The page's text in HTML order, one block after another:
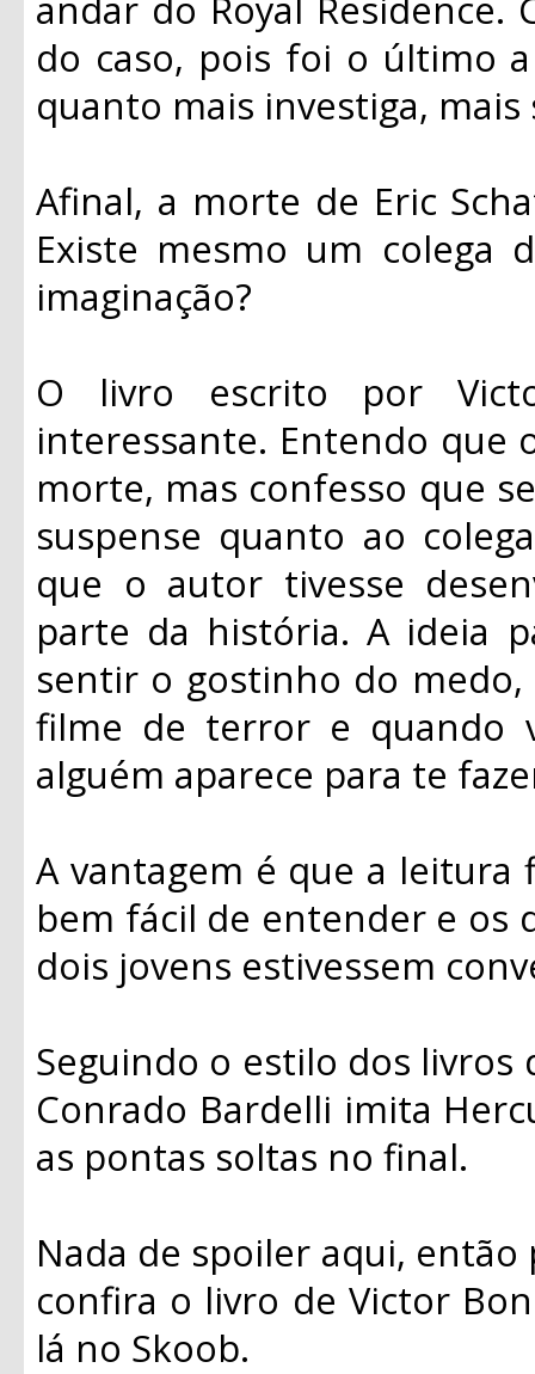
do caso, pois foi o último
quanto mais investiga,
Afinal, a morte de Eric
Existe mesmo um
imaginação?
O livro escrito por
interessante. Entendo que
morte, mas confesso que
suspense quanto ao
que o autor tivesse
parte da história. A ideia
sentir o gostinho do
filme de terror e quando
alguém aparece para te
A vantagem é que a
bem fácil de entender e os
dois jovens estivessem
Seguindo o estilo dos
Conrado Bardelli imita
as pontas soltas no final.
Nada de spoiler aqui,
confira o livro de Victor
lá no Skoob.